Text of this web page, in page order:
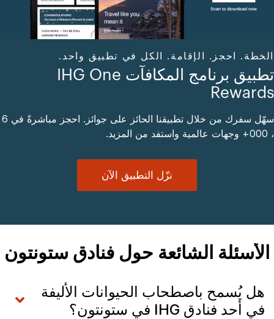
الخطة. احجز. الإقامة. الكل في تطبيق واحد.
تطبيق برنامج المكافآت IHG One
Rewards
سهّل سفرك من خلال تطبيقنا الحائز على جوائز. احجز مباشرةً في 6
، 000+ وجهات عالمية واستفد من المزيد.
نزّل التطبيق الآن
الأسئلة الشائعة حول فنادق ستونتون
هل يُسمح باصطحاب الحيوانات الأليفة
في أحد فنادق IHG في ستونتون؟